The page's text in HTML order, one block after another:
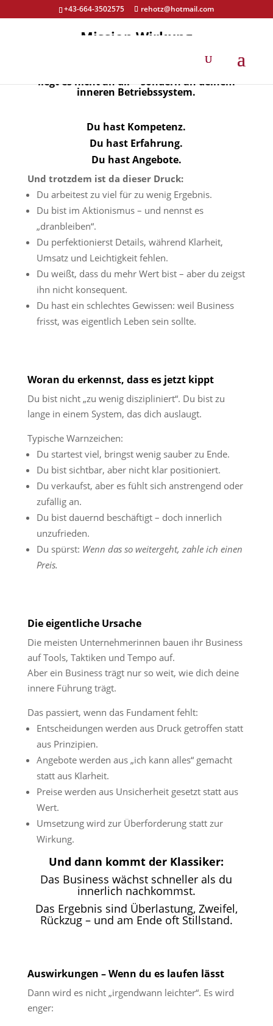
+43-664-3502575 rehotz@hotmail.com
Mission Wirkung
Wenn du viel tust, aber zu wenig Wirkung
liegt es nicht an dir – sondern an deinem
inneren Betriebssystem.
Du hast Kompetenz.
Du hast Erfahrung.
Du hast Angebote.
Und trotzdem ist da dieser Druck:
Du arbeitest zu viel für zu wenig Ergebnis.
Du bist im Aktionismus – und nennst es
„dranbleiben“.
Du perfektionierst Details, während Klarheit,
Umsatz und Leichtigkeit fehlen.
Du weißt, dass du mehr Wert bist – aber du zeigst
ihn nicht konsequent.
Du hast ein schlechtes Gewissen: weil Business
frisst, was eigentlich Leben sein sollte.
Woran du erkennst, dass es jetzt kippt
Du bist nicht „zu wenig diszipliniert“. Du bist zu
lange in einem System, das dich auslaugt.
Typische Warnzeichen:
Du startest viel, bringst wenig sauber zu Ende.
Du bist sichtbar, aber nicht klar positioniert.
Du verkaufst, aber es fühlt sich anstrengend oder
zufällig an.
Du bist dauernd beschäftigt – doch innerlich
unzufrieden.
Du spürst: Wenn das so weitergeht, zahle ich einen
Preis.
Die eigentliche Ursache
Die meisten Unternehmerinnen bauen ihr Business
auf Tools, Taktiken und Tempo auf.
Aber ein Business trägt nur so weit, wie dich deine
innere Führung trägt.
Das passiert, wenn das Fundament fehlt:
Entscheidungen werden aus Druck getroffen statt
aus Prinzipien.
Angebote werden aus „ich kann alles“ gemacht
statt aus Klarheit.
Preise werden aus Unsicherheit gesetzt statt aus
Wert.
Umsetzung wird zur Überforderung statt zur
Wirkung.
Und dann kommt der Klassiker:
Das Business wächst schneller als du
innerlich nachkommst.
Das Ergebnis sind Überlastung, Zweifel,
Rückzug – und am Ende oft Stillstand.
Auswirkungen –Wenn du es laufen lässt
Dann wird es nicht „irgendwann leichter“. Es wird
enger: